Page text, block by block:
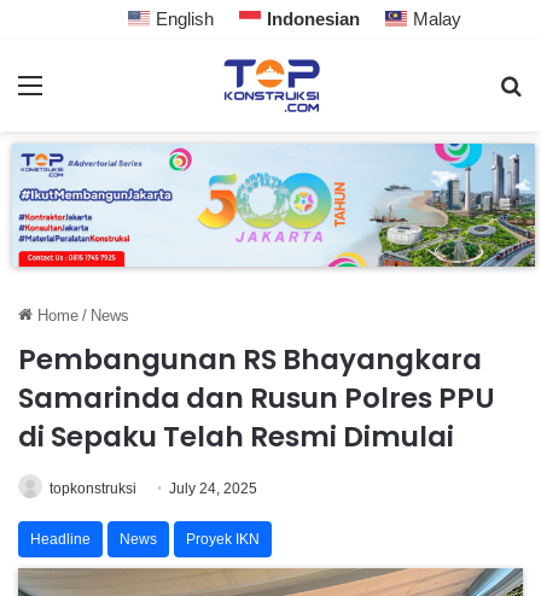
English Indonesian Malay
Home / News
Pembangunan RS Bhayangkara
Samarinda dan Rusun Polres PPU
di Sepaku Telah Resmi Dimulai
topkonstruksi July 24, 2025
Headline News Proyek IKN